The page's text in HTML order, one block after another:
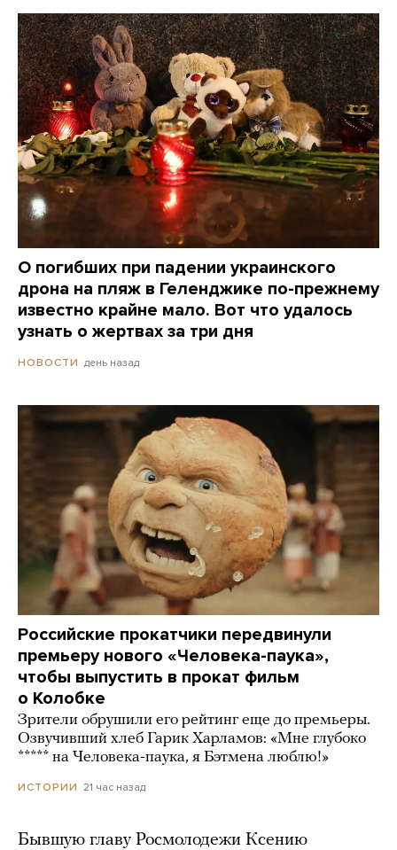
О погибших при падении украинского
дрона на пляж в Геленджике по-прежнему
известно крайне мало. Вот что удалось
узнать о жертвах за три дня
НОВОСТИ день назад
Российские прокатчики передвинули
премьеру нового «Человека-паука»,
чтобы выпустить в прокат фильм
о Колобке
Зрители обрушили его рейтинг еще до премьеры.
Озвучивший хлеб Гарик Харламов: «Мне глубоко
***** на Человека-паука, я Бэтмена люблю!»
ИСТОРИИ 21 час назад
Бывшую главу Росмолодежи Ксению